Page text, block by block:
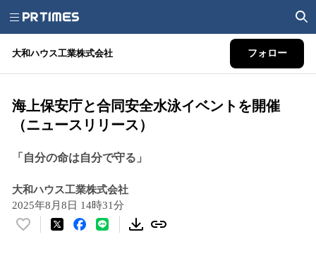
大和ハウス工業株式会社 フォロー
海上保安庁と合同安全水泳イベントを開催
（ニュースリリース）
「自分の命は自分で守る」
大和ハウス工業株式会社
2025年8月8日 14時31分
い